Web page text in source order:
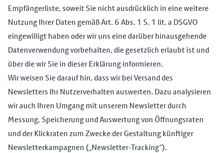
Empfängerliste, soweit Sie nicht ausdrücklich in eine weitere
Nutzung Ihrer Daten gemäß Art. 6 Abs. 1 S. 1 lit. a DSGVO
eingewilligt haben oder wir uns eine darüber hinausgehende
Datenverwendung vorbehalten, die gesetzlich erlaubt ist und
über die wir Sie in dieser Erklärung informieren.
Wir weisen Sie darauf hin, dass wir bei Versand des
Newsletters Ihr Nutzerverhalten auswerten. Dazu analysieren
wir auch Ihren Umgang mit unserem Newsletter durch
Messung, Speicherung und Auswertung von Öffnungsraten
und der Klickraten zum Zwecke der Gestaltung künftiger
Newsletterkampagnen („Newsletter-Tracking“).